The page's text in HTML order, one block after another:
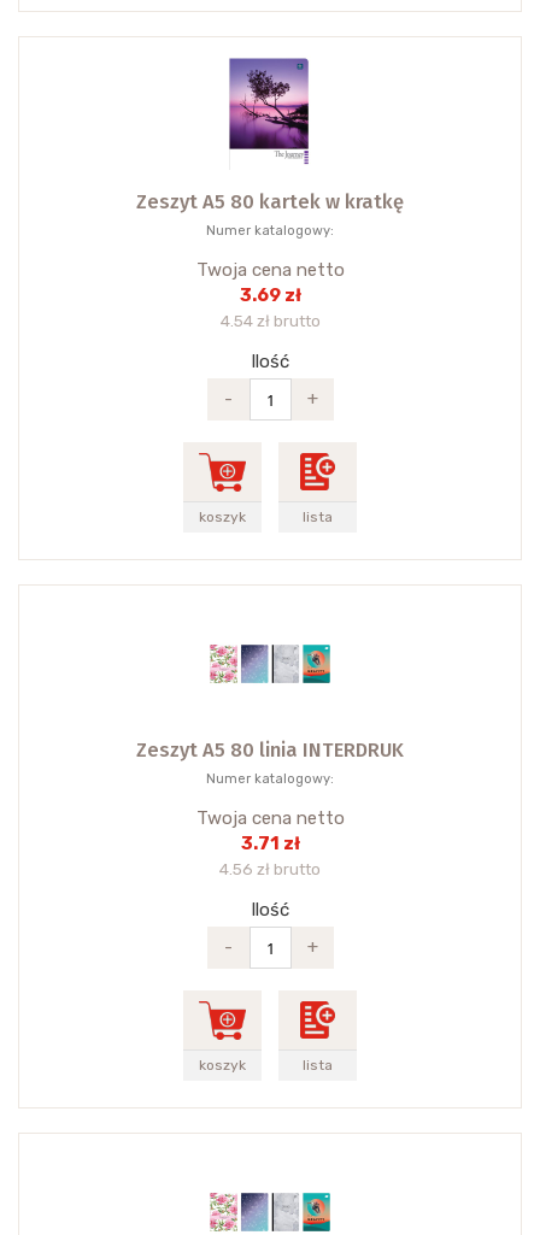
Zeszyt A5 80 kartek w kratkę
Numer katalogowy:
Twoja cena netto
3.69 zł
4.54 zł brutto
Ilość
-
+
koszyk lista
Zeszyt A5 80 linia INTERDRUK
Numer katalogowy:
Twoja cena netto
3.71 zł
4.56 zł brutto
Ilość
-
+
koszyk lista